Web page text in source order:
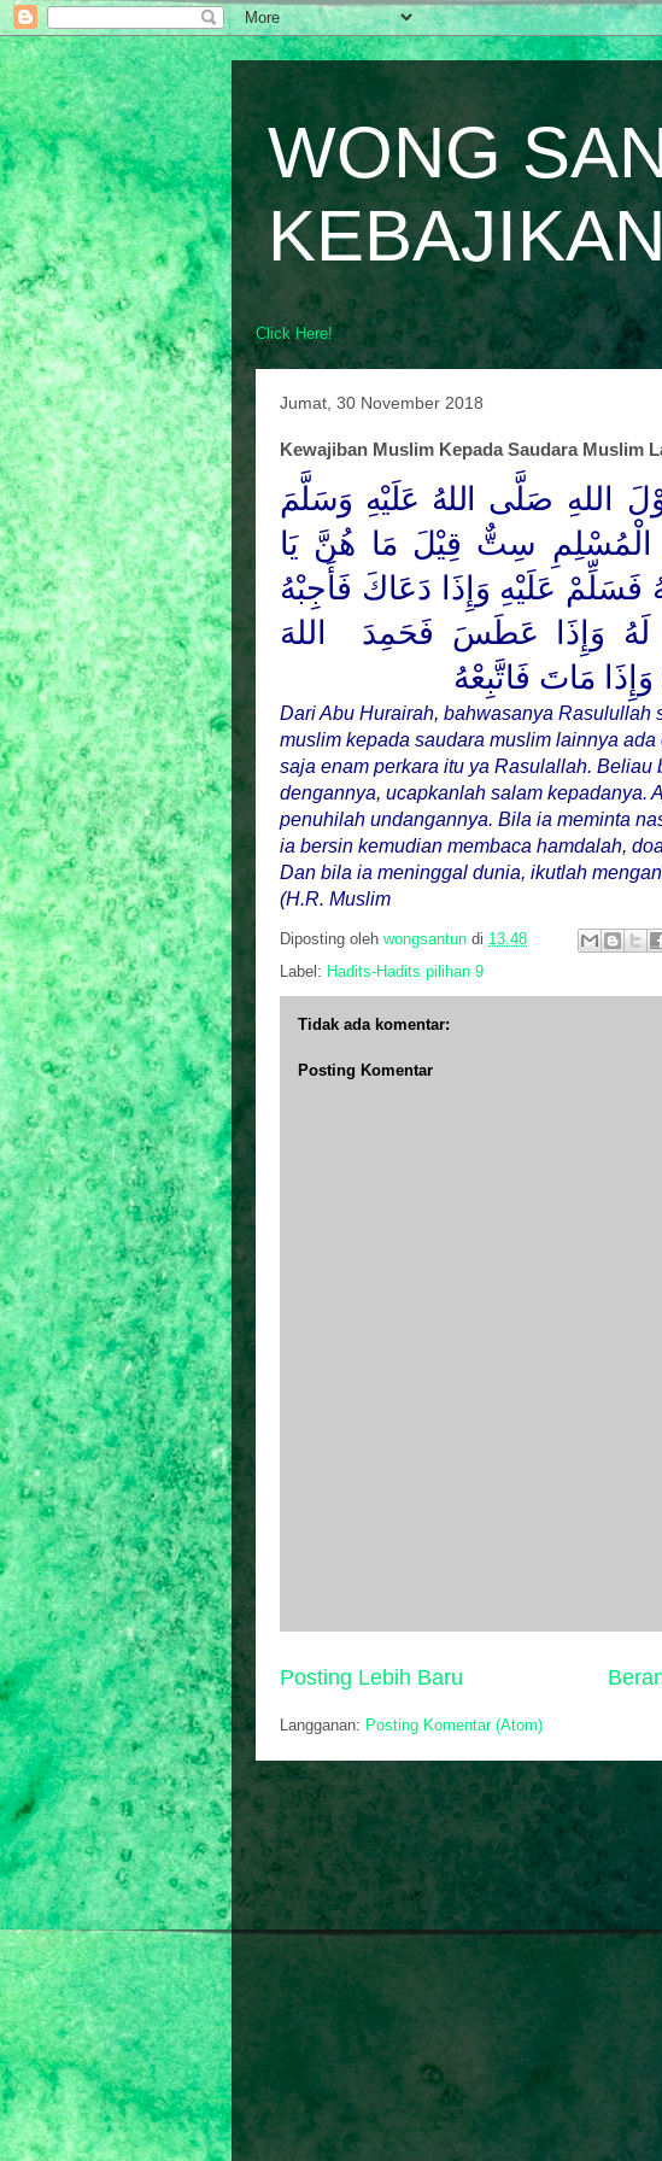
WONG
Click Here!
Jumat, 30 November 2018
Kewajiban Muslim Kepada Saudara Muslim
اللهِ صَلَّى اللهُ عَلَيْهِ وَسَلَّمَ
سِتٌّ قِيْلَ مَا هُنَّ يَا
فَسَلِّمْ عَلَيْهِ وَإِذَا دَعَاكَ فَأَجِبْهُ
لَهُ وَإِذَا عَطَسَ فَحَمِدَ اللهَ
مَاتَ فَاتَّبِعْهُ
Dari Abu Hurairah, bahwasanya Rasulullah
muslim kepada saudara muslim lainnya
saja enam perkara itu ya Rasulallah.
dengannya, ucapkanlah salam kepadanya.
penuhilah undangannya. Bila ia meminta
ia bersin kemudian membaca hamdalah,
Dan bila ia meninggal dunia, ikutlah
(H.R. Muslim
Diposting oleh wongsantun di 13.48
Label: Hadits-Hadits pilihan 9
Tidak ada komentar:
Posting Komentar
Posting Lebih Baru
Langganan: Posting Komentar (Atom)